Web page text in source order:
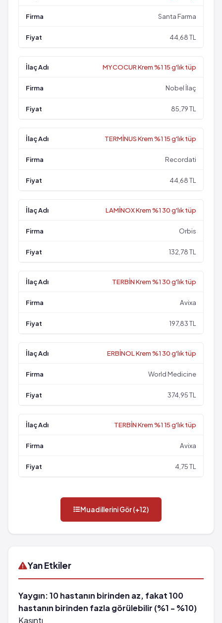
Santa Farma
44,68 TL
MYCOCUR Krem %1 15 g'lık tüp
Nobel İlaç
85,79 TL
TERMİNUS Krem %1 15 g'lık tüp
Recordati
44,68 TL
LAMİNOX Krem %1 30 g'lık tüp
Orbis
132,78 TL
TERBİN Krem %1 30 g'lık tüp
Avixa
197,83 TL
ERBİNOL Krem %1 30 g'lık tüp
World Medicine
374,95 TL
TERBİN Krem %1 15 g'lık tüp
Avixa
4,75 TL
Muadillerini Gör (+12)
Yan Etkiler
Yaygın: 10 hastanın birinden az, fakat 100
hastanın birinden fazla görülebilir (%1 - %10)
Kaşıntı